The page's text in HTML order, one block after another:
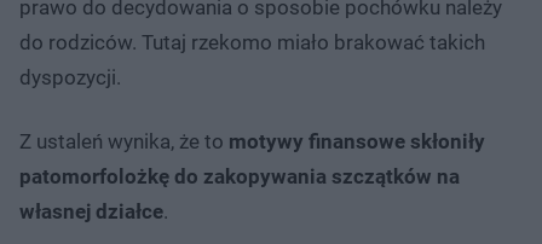
prawo do decydowania o sposobie pochówku należy
do rodziców. Tutaj rzekomo miało brakować takich
dyspozycji.
Z ustaleń wynika, że to motywy finansowe skłoniły
patomorfolożkę do zakopywania szczątków na
własnej działce.